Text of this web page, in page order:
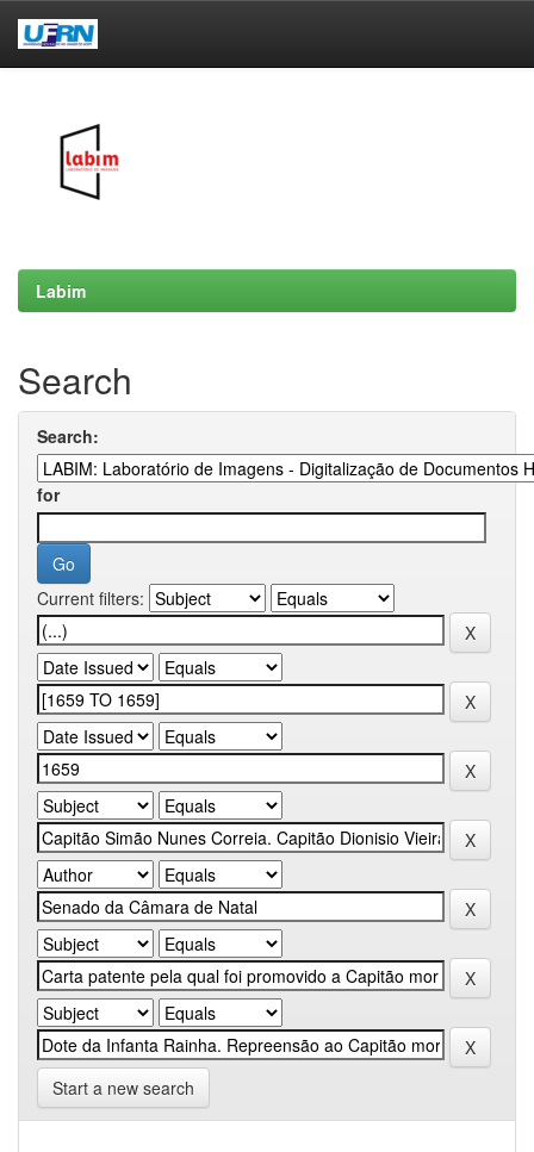
Labim
Search
Search:
for
Current filters:
Start a new search